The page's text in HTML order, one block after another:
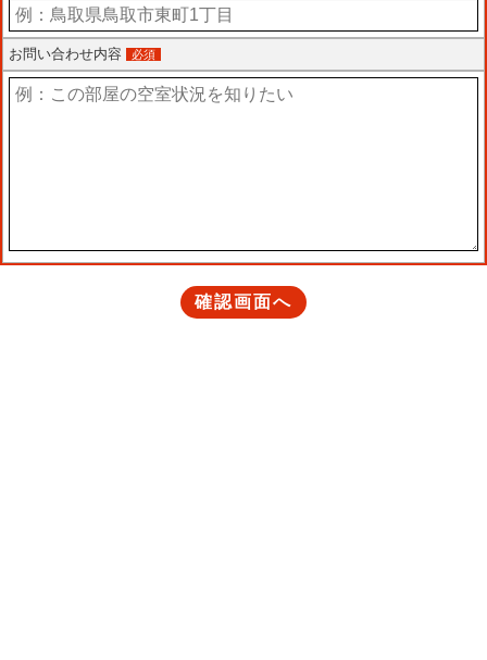
お問い合わせ内容 必須